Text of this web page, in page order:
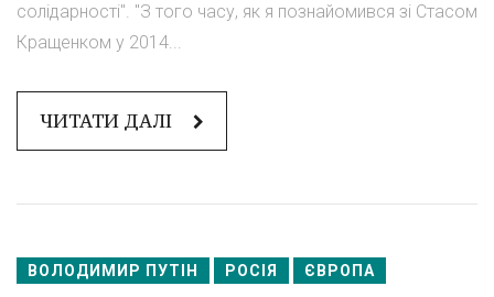
солідарності". "З того часу, як я познайомився зі Стасом
Кращенком у 2014...
ЧИТАТИ ДАЛІ
ВОЛОДИМИР ПУТІН РОСІЯ ЄВРОПА